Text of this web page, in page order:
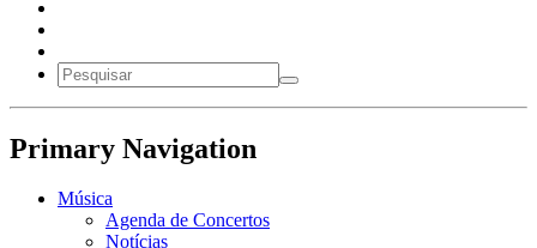
Primary Navigation
Música
Agenda de Concertos
Notícias